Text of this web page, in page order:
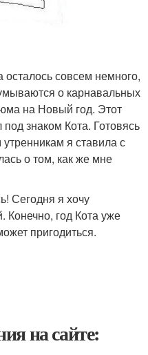
осталось совсем немного,
о карнавальных
на Новый год. Этот
знаком Кота. Готовясь
я ставила с
о том, как же мне
Сегодня я хочу
Конечно, год Кота уже
пригодиться.
на сайте: